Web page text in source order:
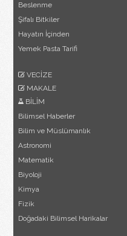
Beslenme
Şifalı Bitkiler
Hayatın İçinden
Yemek Pasta Tarifi
VECİZE
MAKALE
BİLİM
Bilimsel Haberler
Bilim ve Müslümanlık
Astronomi
Matematik
Biyoloji
Kimya
Fizik
Doğadaki Bilimsel Harikalar